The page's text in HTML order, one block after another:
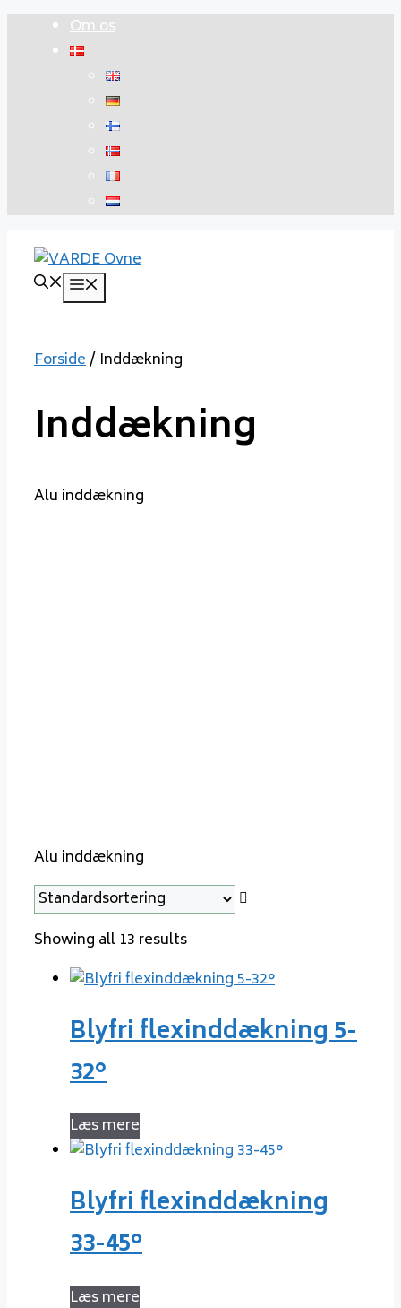
Om os
Forside/ Inddækning
Inddækning
Alu inddækning
Alu inddækning
Showing all 13 results
Blyfri flexinddækning 5-
32°
Læs mere
Blyfri flexinddækning
33-45°
Læs mere